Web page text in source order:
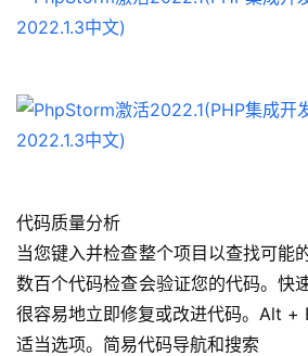
代码质量分析
当您键入并检查整个项目以查找可能
数百个代码检查会验证您的代码。快
很容易地立即修复或改进代码。Alt +
适当选项。简易代码导航和搜索